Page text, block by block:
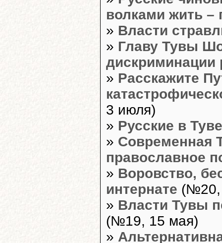
волками жить –
» Власти
» Главу Тувы
дискриминации
» Расскажите
3 июля)
» Русские в
» Современная
православное
» Воровство,
интернате (№20,
» Власти Тувы
(№19, 15 мая)
»